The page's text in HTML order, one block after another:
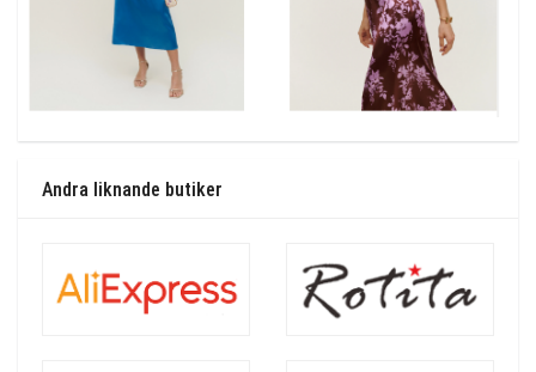
Andra liknande butiker